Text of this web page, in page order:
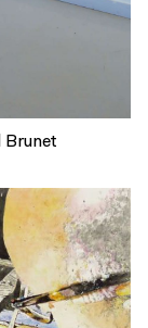
Brunet